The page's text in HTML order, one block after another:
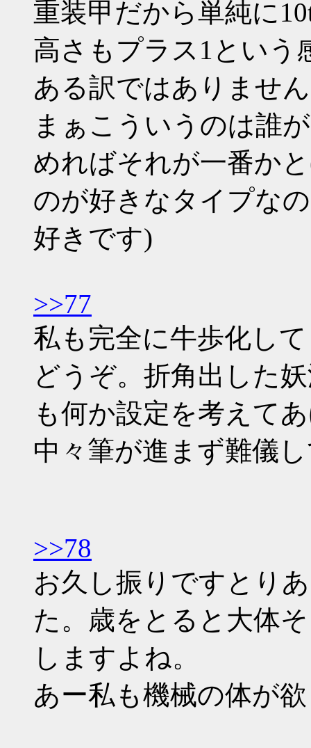
重装甲だから単純に
高さもプラス1という
ある訳ではありませ
まぁこういうのは誰
めればそれが一番か
のが好きなタイプな
好きです)
>>77
私も完全に牛歩化し
どうぞ。折角出した
も何か設定を考えて
中々筆が進まず難儀
>>78
お久し振りですとり
た。歳をとると大体
しますよね。
あー私も機械の体が